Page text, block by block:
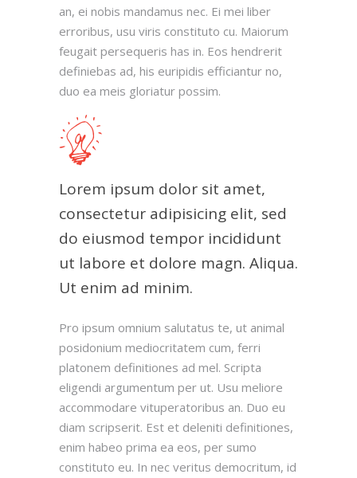
an, ei nobis mandamus nec. Ei mei liber
erroribus, usu viris constituto cu. Maiorum
feugait persequeris has in. Eos hendrerit
definiebas ad, his euripidis efficiantur no,
duo ea meis gloriatur possim.
Lorem ipsum dolor sit amet,
consectetur adipisicing elit, sed
do eiusmod tempor incididunt
ut labore et dolore magn. Aliqua.
Ut enim ad minim.
Pro ipsum omnium salutatus te, ut animal
posidonium mediocritatem cum, ferri
platonem definitiones ad mel. Scripta
eligendi argumentum per ut. Usu meliore
accommodare vituperatoribus an. Duo eu
diam scripserit. Est et deleniti definitiones,
enim habeo prima ea eos, per sumo
constituto eu. In nec veritus democritum, id